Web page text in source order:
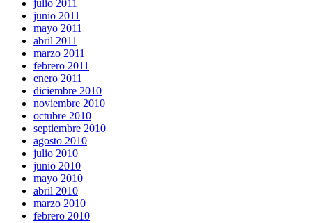
julio 2011
junio 2011
mayo 2011
abril 2011
marzo 2011
febrero 2011
enero 2011
diciembre 2010
noviembre 2010
octubre 2010
septiembre 2010
agosto 2010
julio 2010
junio 2010
mayo 2010
abril 2010
marzo 2010
febrero 2010